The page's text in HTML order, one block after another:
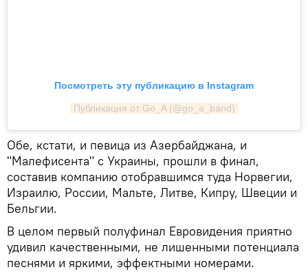
Посмотреть эту публикацию в Instagram
Публикация от Go_A (@go_a_band)
Обе, кстати, и певица из Азербайджана, и
"Малефисента" с Украины, прошли в финал,
составив компанию отобравшимся туда Норвегии,
Израилю, России, Мальте, Литве, Кипру, Швеции и
Бельгии.
В целом первый полуфинал Евровидения приятно
удивил качественными, не лишенными потенциала
песнями и яркими, эффектными номерами.